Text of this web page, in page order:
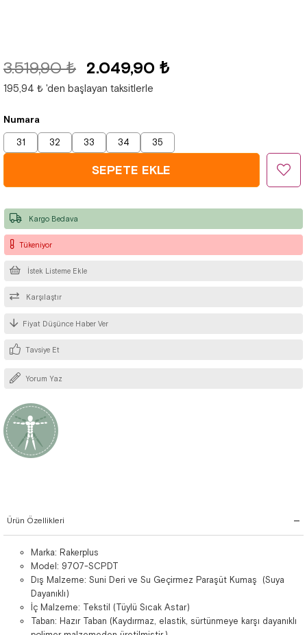
3.519,90 ₺ 2.049,90 ₺
195,94 ₺ 'den başlayan taksitlerle
Numara
31 32 33 34 35
Tükeniyor
İstek Listeme Ekle
Karşılaştır
Fiyat Düşünce Haber Ver
Kargo Bedava
Tavsiye Et
Yorum Yaz
Ürün Özellikleri
Marka: Rakerplus
Model: 9707-SCPDT
Dış Malzeme: Suni Deri ve Su Geçirmez Paraşüt Kumaş (Suya
Dayanıklı)
İç Malzeme: Tekstil (Tüylü Sıcak Astar)
Taban: Hazır Taban (Kaydırmaz, elastik, sürtünmeye karşı dayanıklı